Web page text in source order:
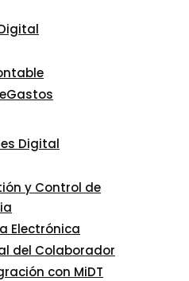
Digital
y Control de
Electrónica
del Colaborador
con MiDT